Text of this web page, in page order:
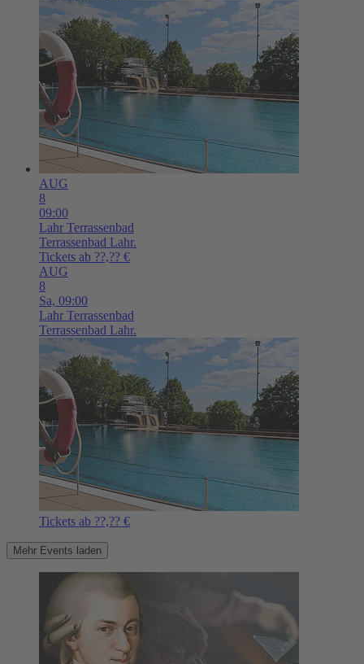
AUG
8
09:00
Lahr Terrassenbad
Terrassenbad Lahr.
Tickets ab ??,?? €
AUG
8
Sa, 09:00
Lahr Terrassenbad
Terrassenbad Lahr.
Tickets ab ??,?? €
Mehr Events laden